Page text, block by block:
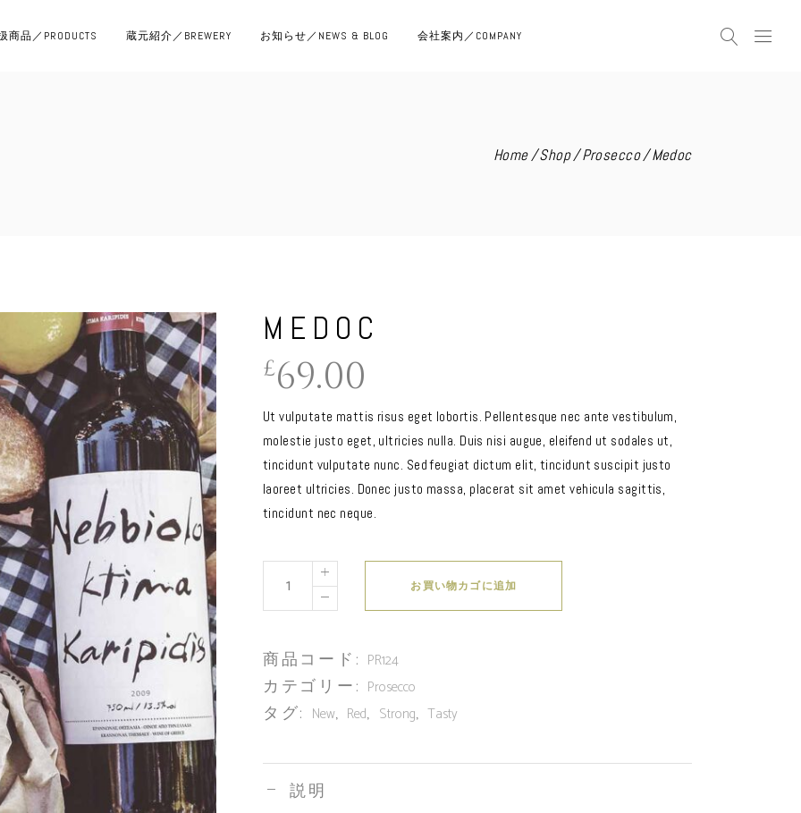
商品／PRODUCTS 蔵元紹介／BREWERY お知らせ／NEWS & BLOG 会社案内／COMPANY
Home Shop Prosecco Medoc
MEDOC
£69.00
Ut vulputate mattis risus eget lobortis. Pellentesque nec ante vestibulum,
molestie justo eget, ultricies nulla. Duis nisi augue, eleifend ut sodales ut,
tincidunt vulputate nunc. Sed feugiat dictum elit, tincidunt suscipit justo
laoreet ultricies. Donec justo massa, placerat sit amet vehicula sagittis,
tincidunt nec neque.
お買い物カゴに追加
商品コード: PR124
カテゴリー: Prosecco
タグ: New, Red, Strong,Tasty
説明